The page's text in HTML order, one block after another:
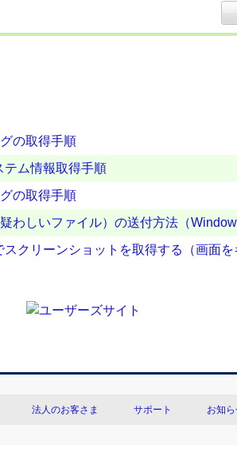
の取得手順
テム情報取得手順
の取得手順
わしいファイル）の送付方法（
スクリーンショットを取得する（画面
法人のお客さま サポート お知